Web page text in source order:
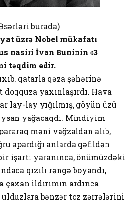
burada)
üzrə Nobel mükafatı
nasiri İvan Buninin «3
təqdim edir.
qatarla qəza şəhərinə
yaxınlaşırdı. Hava
lay-lay yığılmış, göyün üzü
yağacaqdı. Mindiyim
məni vağzaldan alıb,
apardığı anlarda qəfildən
işartı yaranınca, önümüzdəki
qızılı rəngə boyandı,
çaxan ildırımın ardınca
bənzər toz zərrələrini